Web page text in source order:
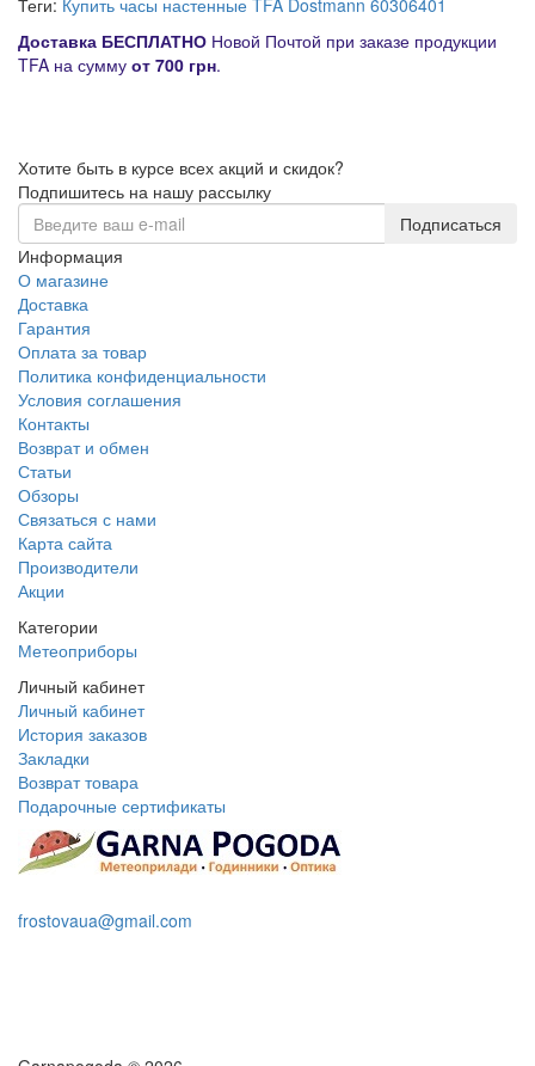
Теги: Купить часы настенные TFA Dostmann 60306401
Доставка БЕСПЛАТНО Новой Почтой при заказе продукции
TFA на сумму от 700 грн.
Хотите быть в курсе всех акций и скидок?
Подпишитесь на нашу рассылку
Подписаться
Информация
О магазине
Доставка
Гарантия
Оплата за товар
Политика конфиденциальности
Условия соглашения
Контакты
Возврат и обмен
Статьи
Обзоры
Связаться с нами
Карта сайта
Производители
Акции
Категории
Метеоприборы
Личный кабинет
Личный кабинет
История заказов
Закладки
Возврат товара
Подарочные сертификаты
frostovaua@gmail.com